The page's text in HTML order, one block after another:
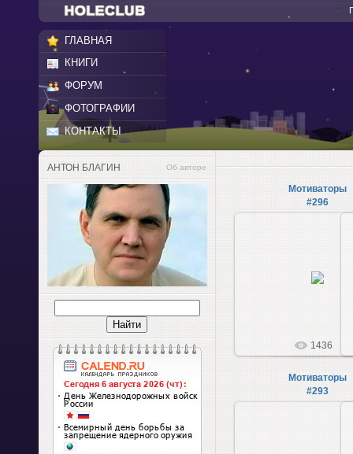
ГЛАВНАЯ
КНИГИ
ФОРУМ
ФОТОГРАФИИ
КОНТАКТЫ
АНТОН БЛАГИН Об авторе
Мотиваторы
#296
2015-04-10
1436
Мотиваторы
#293